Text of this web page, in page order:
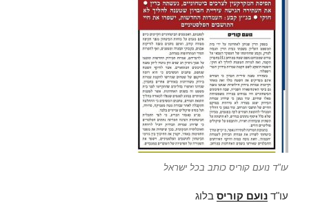
עו"ד נועם קוריס כותב בכל ישראל
עו"ד נועם קוריס בלוג